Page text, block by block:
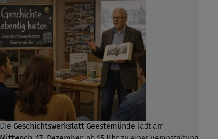
Die Geschichtswerkstatt Geestemünde lädt am